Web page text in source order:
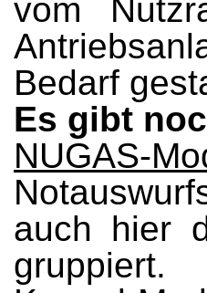
vom
Bedarf
Es gibt
NUGAS-
auch hier
gruppiert.